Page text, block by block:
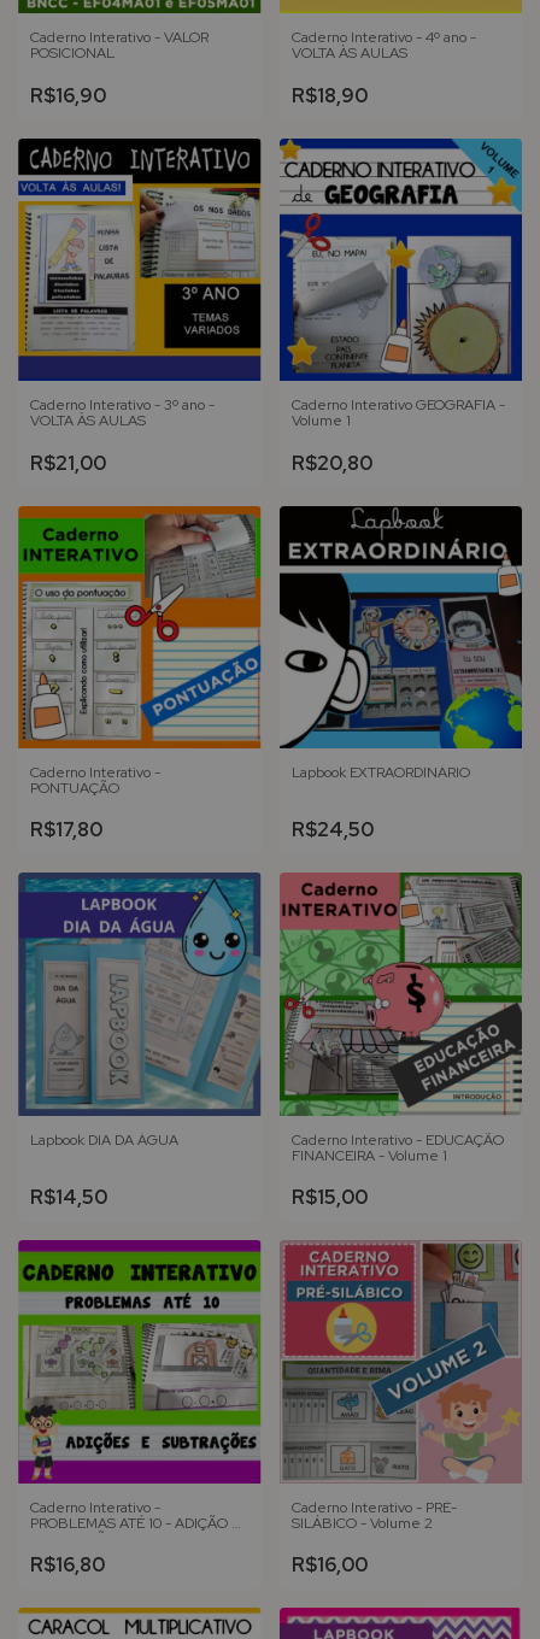
Caderno Interativo - VALOR
POSICIONAL
R$16,90
Caderno Interativo - 4º ano -
VOLTA ÀS AULAS
R$18,90
Caderno Interativo - 3º ano -
VOLTA ÀS AULAS
R$21,00
Caderno Interativo GEOGRAFIA -
Volume 1
R$20,80
Caderno Interativo -
PONTUAÇÃO
R$17,80
Lapbook EXTRAORDINÁRIO
R$24,50
Lapbook DIA DA ÁGUA
R$14,50
Caderno Interativo - EDUCAÇÃO
FINANCEIRA - Volume 1
R$15,00
Caderno Interativo -
PROBLEMAS ATÉ 10 - ADIÇÃO E
SUBTRAÇÃO
R$16,80
Caderno Interativo - PRÉ-
SILÁBICO - Volume 2
R$16,00